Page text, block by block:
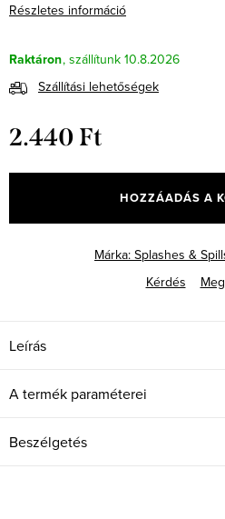
Részletes információ
Raktáron
10.8.2026
Szállítási lehetőségek
2.440 Ft
HOZZÁADÁS A
Márka: Splashes &
Kérdés
Leírás
A termék paraméterei
Beszélgetés